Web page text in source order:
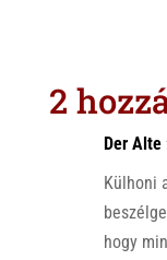
A
2
Der Alte
Külhoni
hogy